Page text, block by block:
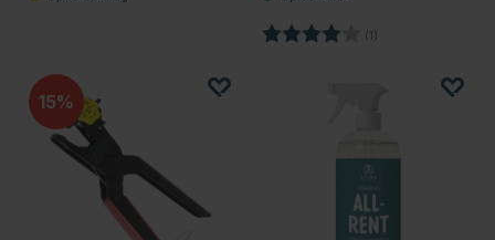
Beoordeling: (1)
15